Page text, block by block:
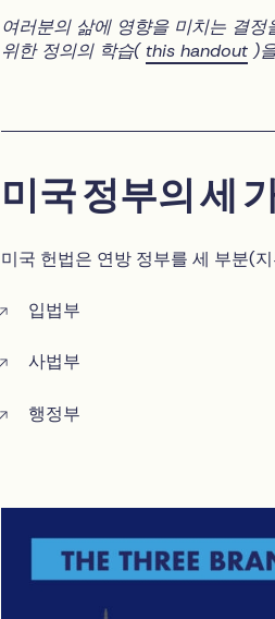
여러분의 삶에 영향을 미치는 결
위한 정의의 학습( this handout)
미국 정부의 세
미국 헌법은 연방 정부를 세 부분(
입법부
사법부
행정부